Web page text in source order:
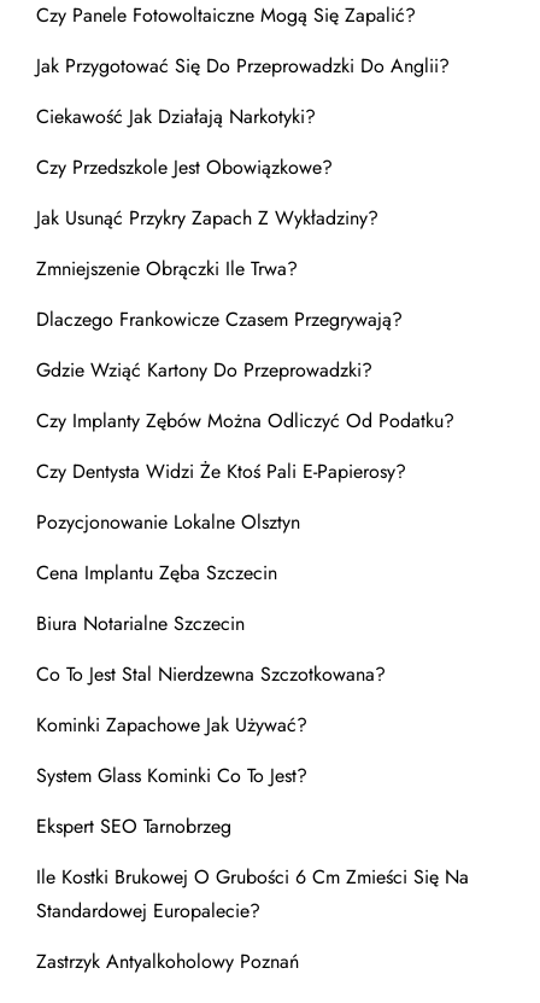
Czy Panele Fotowoltaiczne Mogą Się Zapalić?
Jak Przygotować Się Do Przeprowadzki Do Anglii?
Ciekawość Jak Działają Narkotyki?
Czy Przedszkole Jest Obowiązkowe?
Jak Usunąć Przykry Zapach Z Wykładziny?
Zmniejszenie Obrączki Ile Trwa?
Dlaczego Frankowicze Czasem Przegrywają?
Gdzie Wziąć Kartony Do Przeprowadzki?
Czy Implanty Zębów Można Odliczyć Od Podatku?
Czy Dentysta Widzi Że Ktoś Pali E-Papierosy?
Pozycjonowanie Lokalne Olsztyn
Cena Implantu Zęba Szczecin
Biura Notarialne Szczecin
Co To Jest Stal Nierdzewna Szczotkowana?
Kominki Zapachowe Jak Używać?
System Glass Kominki Co To Jest?
Ekspert SEO Tarnobrzeg
Ile Kostki Brukowej O Grubości 6 Cm Zmieści Się Na
Standardowej Europalecie?
Zastrzyk Antyalkoholowy Poznań